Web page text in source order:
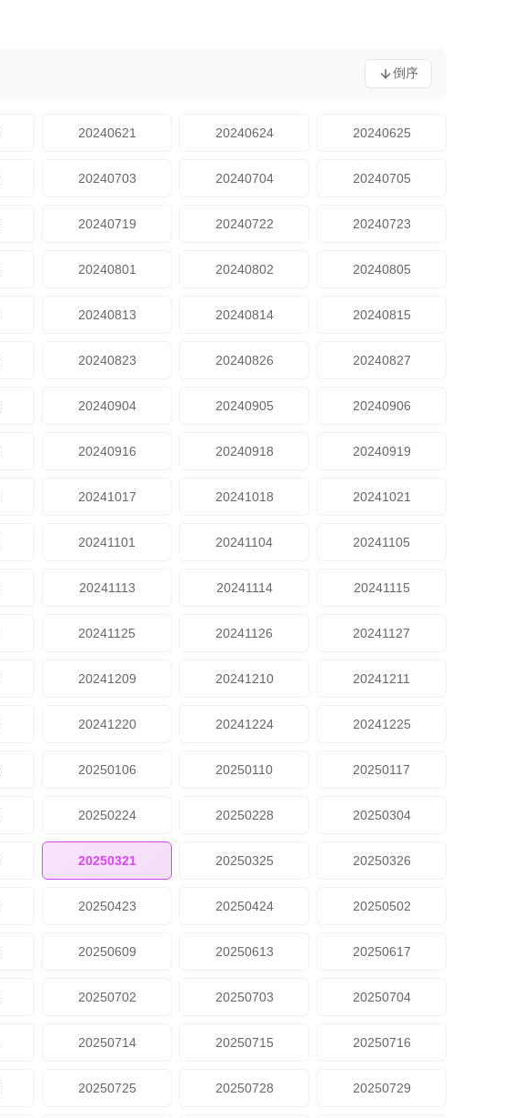
倒序
20240621 20240624 20240625
20240703 20240704 20240705
20240719 20240722 20240723
20240801 20240802 20240805
20240813 20240814 20240815
20240823 20240826 20240827
20240904 20240905 20240906
20240916 20240918 20240919
20241017 20241018 20241021
20241101 20241104 20241105
20241113 20241114 20241115
20241125 20241126 20241127
20241209 20241210 20241211
20241220 20241224 20241225
20250106 20250110 20250117
20250224 20250228 20250304
20250321 20250325 20250326
20250423 20250424 20250502
20250609 20250613 20250617
20250702 20250703 20250704
20250714 20250715 20250716
20250725 20250728 20250729